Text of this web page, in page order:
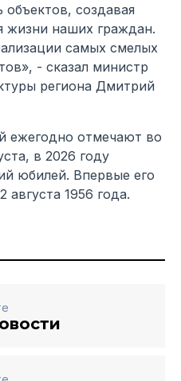
объектов, создавая
жизни наших граждан.
самых смелых
- сказал министр
региона Дмитрий
ежегодно отмечают во
в 2026 году
юбилей. Впервые его
1956 года.